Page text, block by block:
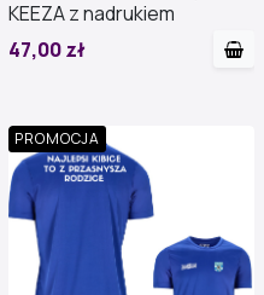
KEEZA z nadrukiem
47,00 zł
PROMOCJA